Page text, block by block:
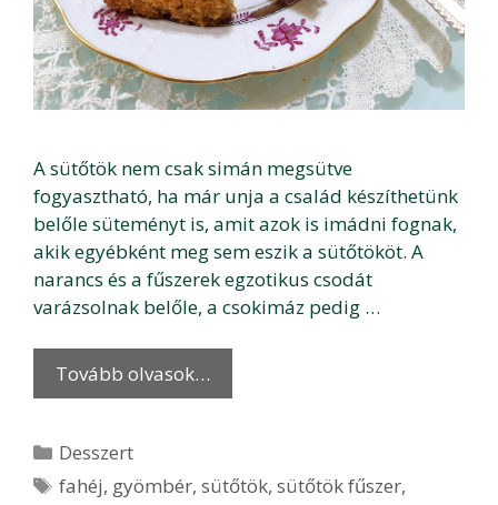
A sütőtök nem csak simán megsütve
fogyasztható, ha már unja a család készíthetünk
belőle süteményt is, amit azok is imádni fognak,
akik egyébként meg sem eszik a sütőtököt. A
narancs és a fűszerek egzotikus csodát
varázsolnak belőle, a csokimáz pedig …
Tovább olvasok…
Kategória
Desszert
Címkék
fahéj, gyömbér,sütőtök,sütőtök fűszer,